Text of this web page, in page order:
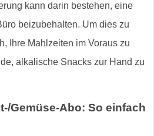
kann darin bestehen, eine
beizubehalten. Um dies zu
Ihre Mahlzeiten im Voraus zu
alkalische Snacks zur Hand zu
Gemüse-Abo: So einfach